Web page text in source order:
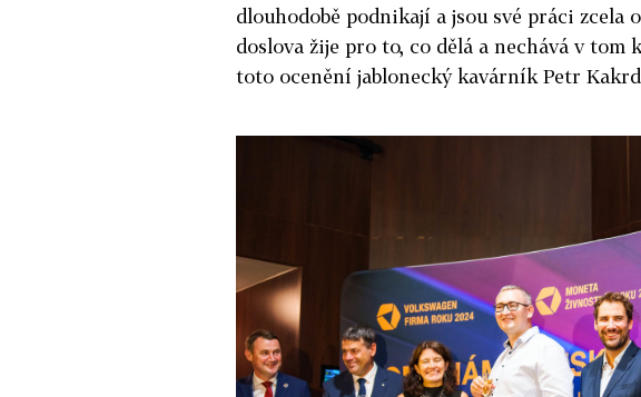
dlouhodobě podnikají a jsou své práci zcela
doslova žije pro to, co dělá a nechává v tom
toto ocenění jablonecký kavárník Petr